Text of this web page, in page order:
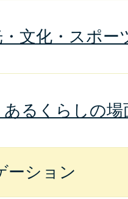
文化・スポー
あるくらしの場
ーション